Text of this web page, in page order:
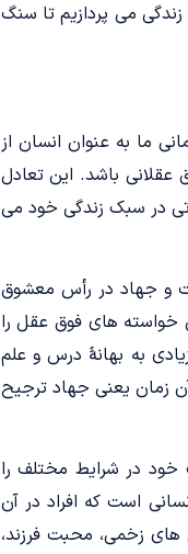
می پردازیم تا سنگ
ما به عنوان انسان از
باشد. این تعادل
در سبک زندگی خود می
و جهاد در رأس معشوق
خواسته های فوق عقل را
به بهانۀ درس و علم
زمان یعنی جهاد ترجیح
خود در شرایط مختلف را
است که افراد در آن
زخمی، محبت فرزند،